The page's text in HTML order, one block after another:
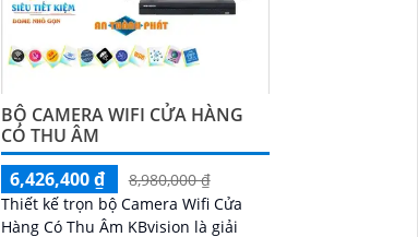
BỘ CAMERA WIFI CỬA HÀNG
CÓ THU ÂM
6,426,400 ₫
8,980,000 ₫
Thiết kế trọn bộ Camera Wifi Cửa
Hàng Có Thu Âm KBvision là giải